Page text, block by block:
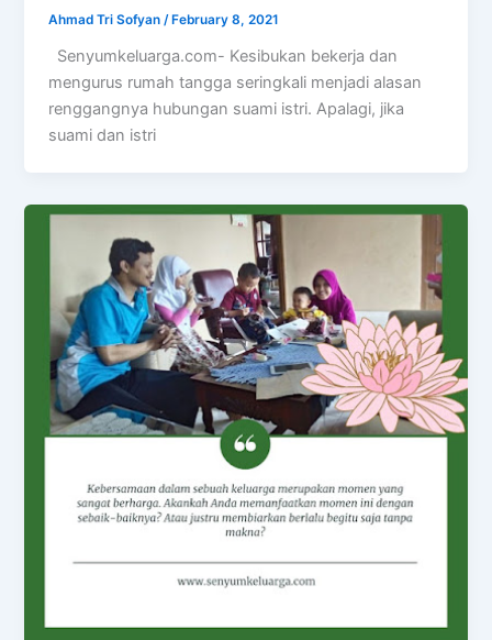
Ahmad Tri Sofyan/ February 8, 2021
Senyumkeluarga.com- Kesibukan bekerja dan
mengurus rumah tangga seringkali menjadi alasan
renggangnya hubungan suami istri. Apalagi, jika
suami dan istri